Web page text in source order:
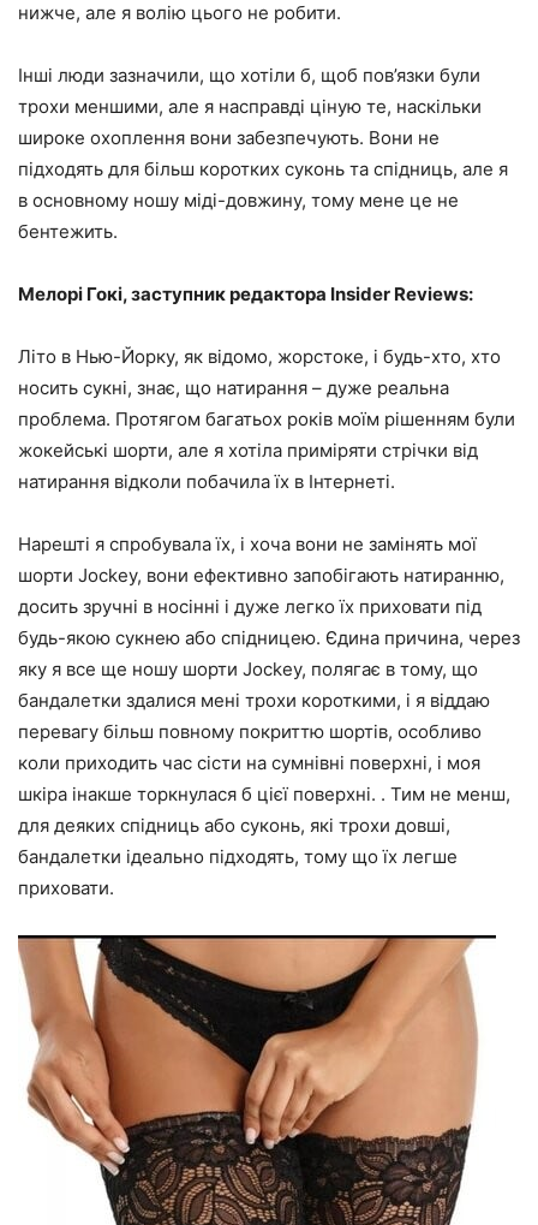
нижче, але я волію цього не робити.
Інші люди зазначили, що хотіли б, щоб пов’язки були
трохи меншими, але я насправді ціную те, наскільки
широке охоплення вони забезпечують. Вони не
підходять для більш коротких суконь та спідниць, але я
в основному ношу міді-довжину, тому мене це не
бентежить.
Мелорі Гокі, заступник редактора Insider Reviews:
Літо в Нью-Йорку, як відомо, жорстоке, і будь-хто, хто
носить сукні, знає, що натирання – дуже реальна
проблема. Протягом багатьох років моїм рішенням були
жокейські шорти, але я хотіла приміряти стрічки від
натирання відколи побачила їх в Інтернеті.
Нарешті я спробувала їх, і хоча вони не замінять мої
шорти Jockey, вони ефективно запобігають натиранню,
досить зручні в носінні і дуже легко їх приховати під
будь-якою сукнею або спідницею. Єдина причина, через
яку я все ще ношу шорти Jockey, полягає в тому, що
бандалетки здалися мені трохи короткими, і я віддаю
перевагу більш повному покриттю шортів, особливо
коли приходить час сісти на сумнівні поверхні, і моя
шкіра інакше торкнулася б цієї поверхні. . Тим не менш,
для деяких спідниць або суконь, які трохи довші,
бандалетки ідеально підходять, тому що їх легше
приховати.